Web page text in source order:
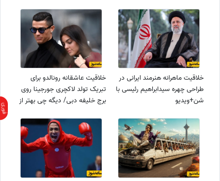
خلاقیت ماهرانه هنرمند ایرانی در
طراحی چهره سیدابراهیم رئیسی با
شن+ویدیو
خلاقیت عاشقانه رونالدو برای
تبریک تولد لاکچری جورجینا روی
برج خلیفه دبی/ دیگه چی بهتر از